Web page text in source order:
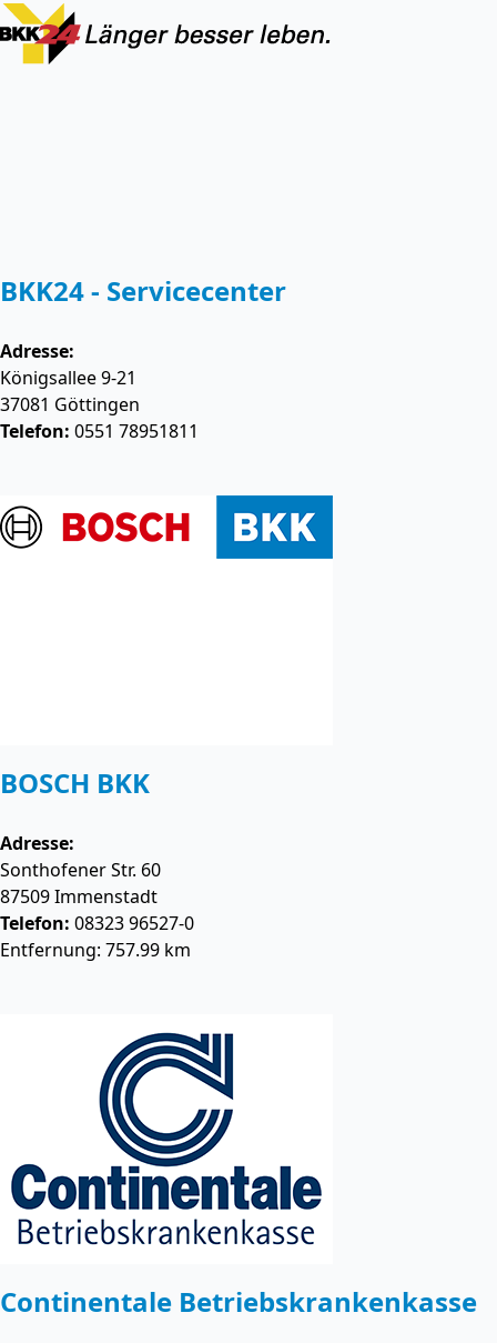
BKK24 - Servicecenter
Adresse:
Königsallee 9-21
37081 Göttingen
Telefon: 0551 78951811
BOSCH BKK
Adresse:
Sonthofener Str. 60
87509Immenstadt
Telefon: 08323 96527-0
Entfernung: 757.99 km
Continentale Betriebskrankenkasse